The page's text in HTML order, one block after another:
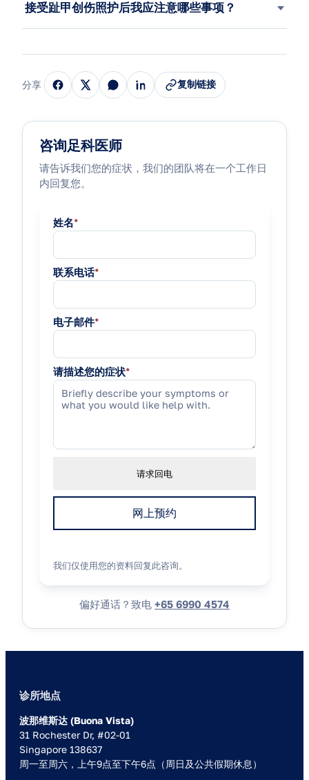
接受趾甲创伤照护后我应注意哪些事项？
分享 复制链接
咨询足科医师
请告诉我们您的症状，我们的团队将在一个工作日
内回复您。
姓名*
联系电话*
电子邮件*
请描述您的症状*
请求回电
网上预约
我们仅使用您的资料回复此咨询。
偏好通话？致电 +65 6990 4574
诊所地点
波那维斯达 (Buona Vista)
31 Rochester Dr, #02-01
Singapore 138637
周一至周六，上午9点至下午6点（周日及公共假期休息）